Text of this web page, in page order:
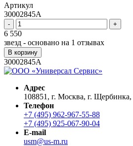
Артикул
30002845A
- +
6 550
звезд - основано на 1 отзывах
В корзину
30002845A
Адрес
108851, г. Москва, г. Щербинка,
Телефон
+7 (495) 962-967-55-88
+7 (495) 925-067-90-04
E-mail
usm@us-m.ru